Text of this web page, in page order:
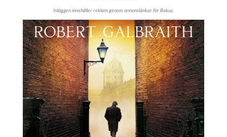
Inläggen innehåller reklam genom annonslänkar för Bokus.